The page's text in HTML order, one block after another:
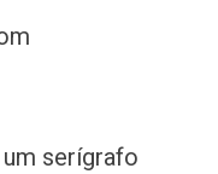
serígrafo